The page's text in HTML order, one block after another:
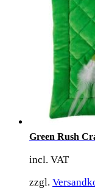
Green Rush
incl. VAT
zzgl.